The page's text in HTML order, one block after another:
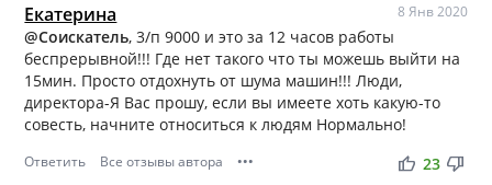
Екатерина 8 Янв 2020
@Соискатель, 3/п 9000 и это за 12 часов работы
беспрерывной!!! Где нет такого что ты можешь выйти на
15мин. Просто отдохнуть от шума машин!!! Люди,
директора-Я Вас прошу, если вы имеете хоть какую-то
совесть, начните относиться к людям Нормально!
Ответить Все отзывы автора ••• thumb_up thumb_down
23